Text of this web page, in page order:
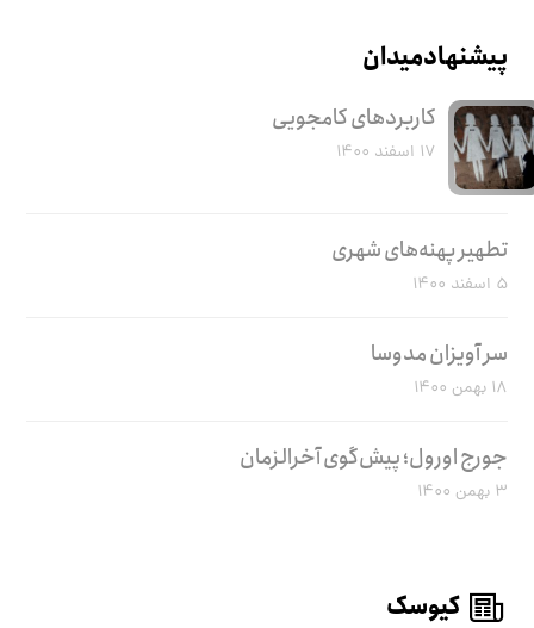
پیشنهاد میدان
کاربرد‌های کامجویی
۱۷ اسفند ۱۴۰۰
تطهیر پهنه‌های شهری
۵ اسفند ۱۴۰۰
سر آویزان مدوسا
۱۸ بهمن ۱۴۰۰
جورج اورول؛ پیش‌گوی آخرالزمان
۳ بهمن ۱۴۰۰
کیوسک